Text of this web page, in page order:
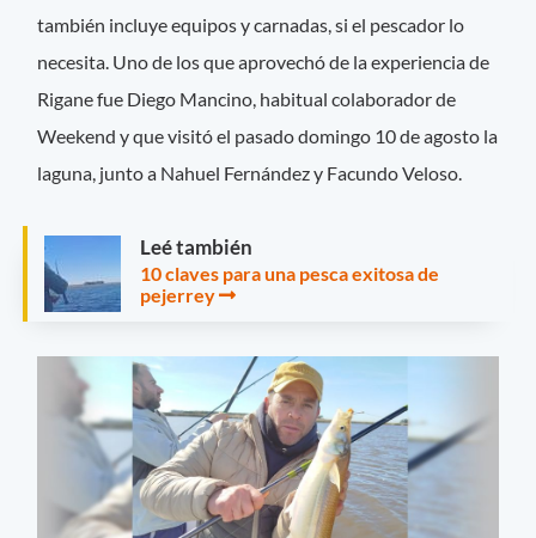
también incluye equipos y carnadas, si el pescador lo
necesita. Uno de los que aprovechó de la experiencia de
Rigane fue Diego Mancino, habitual colaborador de
Weekend y que visitó el pasado domingo 10 de agosto la
laguna, junto a Nahuel Fernández y Facundo Veloso.
Leé también
10 claves para una pesca exitosa de
pejerrey